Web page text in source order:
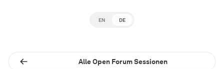
EN DE
Alle Open Forum Sessionen